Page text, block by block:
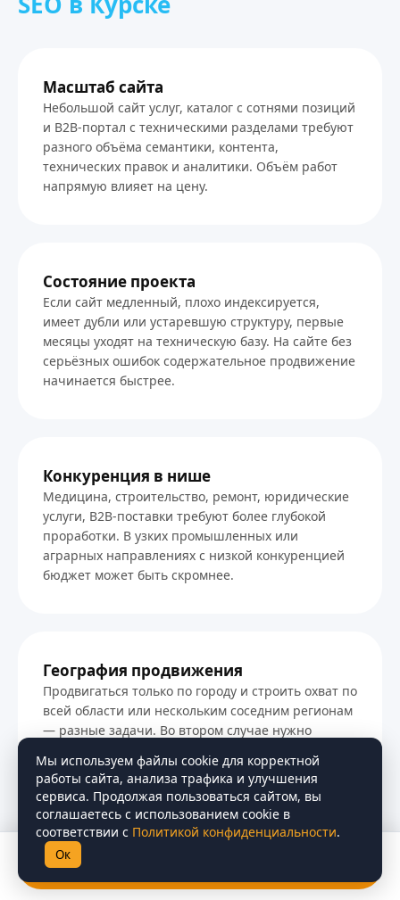
Масштаб сайта
Небольшой сайт услуг, каталог с сотнями позиций
и B2B-портал с техническими разделами требуют
разного объёма семантики, контента,
технических правок и аналитики. Объём работ
напрямую влияет на цену.
Состояние проекта
Если сайт медленный, плохо индексируется,
имеет дубли или устаревшую структуру, первые
месяцы уходят на техническую базу. На сайте без
серьёзных ошибок содержательное продвижение
начинается быстрее.
Конкуренция в нише
Медицина, строительство, ремонт, юридические
услуги, B2B-поставки требуют более глубокой
проработки. В узких промышленных или
аграрных направлениях с низкой конкуренцией
бюджет может быть скромнее.
География продвижения
Продвигаться только по городу и строить охват по
всей области или нескольким соседним регионам
— разные задачи. Во втором случае нужно
сигналов.
Стоимость SEO-продвижения
Мы используем файлы cookie для корректной
работы сайта, анализа трафика и улучшения
сервиса. Продолжая пользоваться сайтом, вы
соглашаетесь с использованием cookie в
соответствии с Политикой конфиденциальности.
Ок